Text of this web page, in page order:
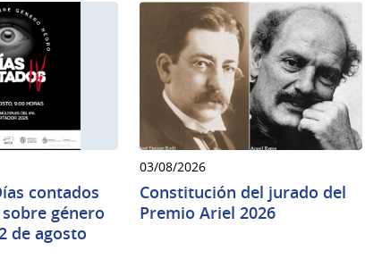
contados
género
de agosto
03/08/2026
Constitución del jurado del
Premio Ariel 2026